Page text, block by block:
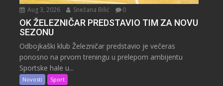
Aug 3, 2026 Snežana Bilić 0
OK ŽELEZNIČAR PREDSTAVIO TIM ZA NOVU
SEZONU
Odbojkaški klub Železničar predstavio je večeras
ponosno na prvom treningu u prelepom ambijentu
Sportske hale u...
Novosti Sport